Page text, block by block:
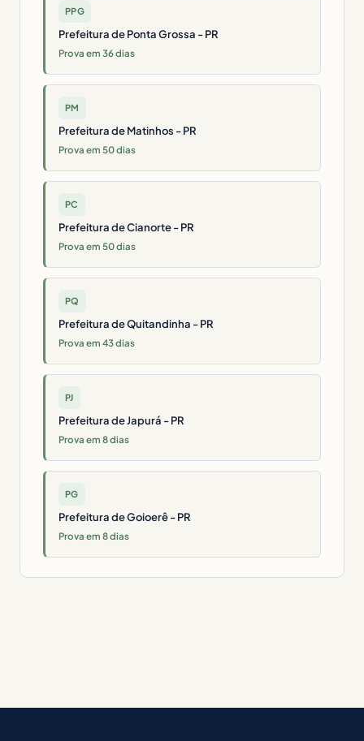
PPG
Prefeitura de Ponta Grossa - PR
Prova em 36 dias
PM
Prefeitura de Matinhos - PR
Prova em 50 dias
PC
Prefeitura de Cianorte - PR
Prova em 50 dias
PQ
Prefeitura de Quitandinha - PR
Prova em 43 dias
PJ
Prefeitura de Japurá - PR
Prova em 8 dias
PG
Prefeitura de Goioerê - PR
Prova em 8 dias